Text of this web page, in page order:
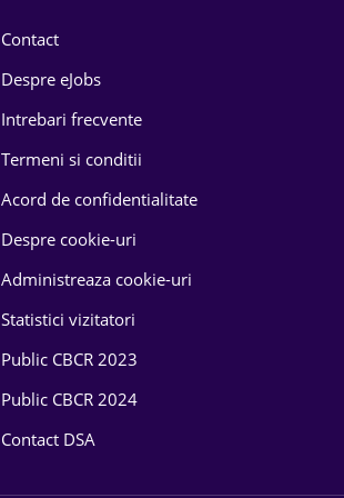
Contact
Despre eJobs
Intrebari frecvente
Termeni si conditii
Acord de confidentialitate
Despre cookie-uri
Administreaza cookie-uri
Statistici vizitatori
Public CBCR 2023
Public CBCR 2024
Contact DSA